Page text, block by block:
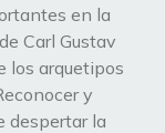
en la
Carl Gustav
los arquetipos
y
despertar la